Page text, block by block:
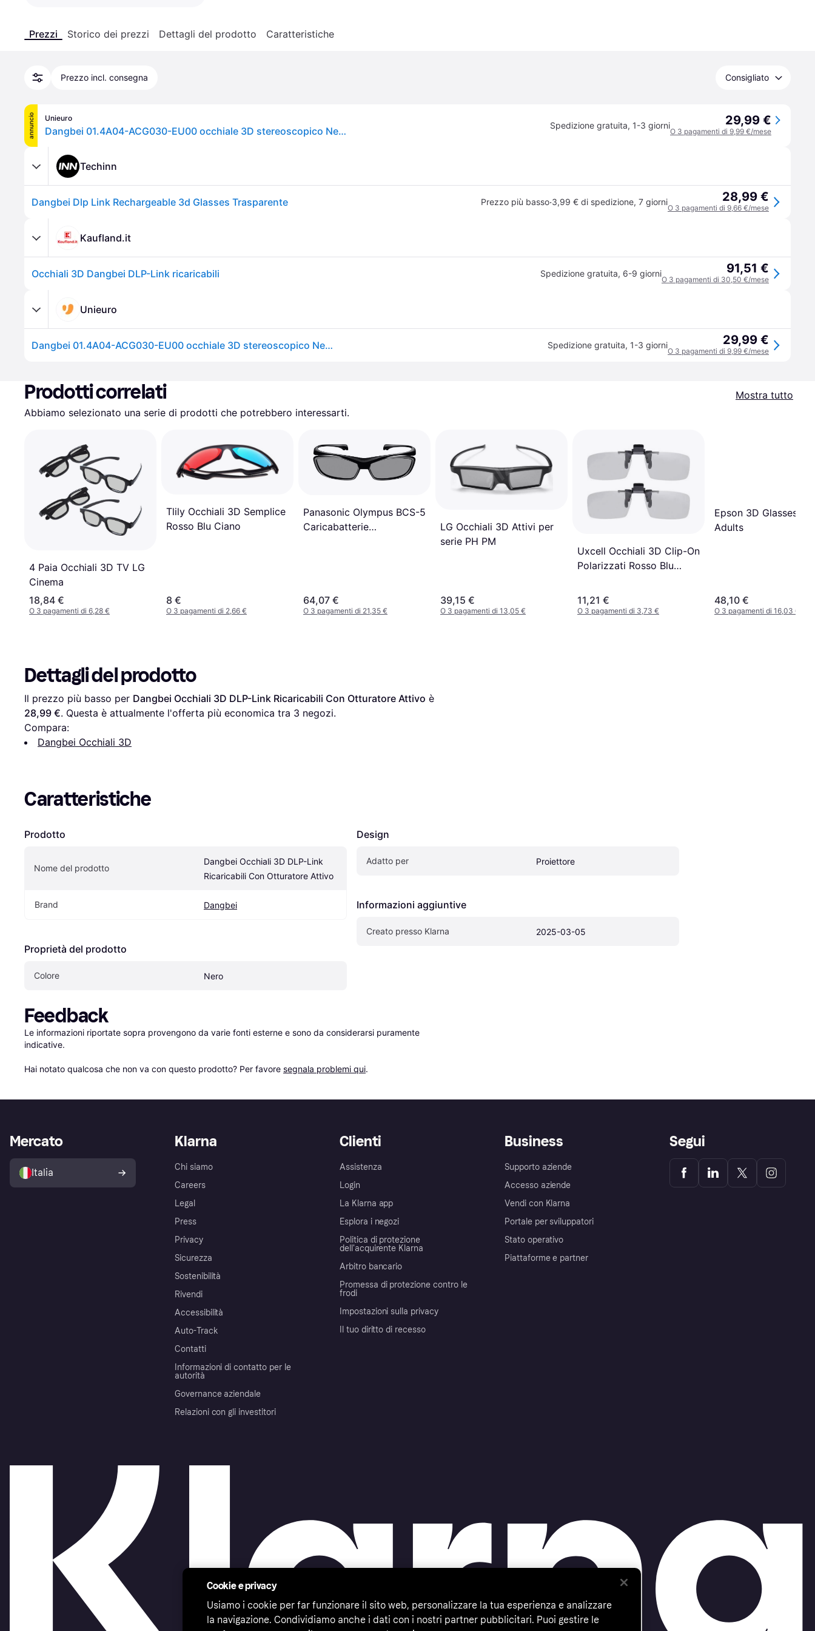
Prezzi Storico dei prezzi Dettagli del prodotto Caratteristiche
Prezzo incl. consegna Consigliato
annuncio Unieuro
Dangbei 01.4A04-ACG030-EU00 occhiale 3D stereoscopico Nero 1 pz Spedizione gratuita, 1-3 giorni 29,99 €
O 3 pagamenti di 9,99 €/mese
Techinn
Dangbei Dlp Link Rechargeable 3d Glasses Trasparente Prezzo più basso·3,99 € di spedizione, 7 giorni 28,99 €
O 3 pagamenti di 9,66 €/mese
Kaufland.it
Occhiali 3D Dangbei DLP-Link ricaricabili Spedizione gratuita, 6-9 giorni 91,51 €
O 3 pagamenti di 30,50 €/mese
Unieuro
Dangbei 01.4A04-ACG030-EU00 occhiale 3D stereoscopico Nero 1 pz Spedizione gratuita, 1-3 giorni 29,99 €
O 3 pagamenti di 9,99 €/mese
Prodotti correlati
Mostra tutto
Abbiamo selezionato una serie di prodotti che potrebbero interessarti.
4 Paia Occhiali 3D TV LG
Cinema
18,84 €
O 3 pagamenti di 6,28 €
Tlily Occhiali 3D Semplice
Rosso Blu Ciano
8 €
O 3 pagamenti di 2,66 €
Panasonic Olympus BCS-5
Caricabatterie
64,07 €
O 3 pagamenti di 21,35 €
LG Occhiali 3D Attivi per
serie PH PM
39,15 €
O 3 pagamenti di 13,05 €
Uxcell Occhiali 3D Clip-On
Polarizzati Rosso Blu
11,21 €
O 3 pagamenti di 3,73 €
Epson 3D Glasses
Adults
48,10 €
O 3 pagamenti di 16,03 €
Dettagli del prodotto
Il prezzo più basso per Dangbei Occhiali 3D DLP-Link Ricaricabili Con Otturatore Attivo
28,99 €. Questa è attualmente l'offerta più economica tra 3 negozi.
Compara:
Dangbei Occhiali 3D
Caratteristiche
Prodotto
Nome del prodotto
Dangbei Occhiali 3D DLP-Link
Ricaricabili Con Otturatore Attivo
Brand Dangbei
Proprietà del prodotto
Colore Nero
Design
Adatto per Proiettore
Informazioni aggiuntive
Creato presso Klarna 2025-03-05
Feedback
Le informazioni riportate sopra provengono da varie fonti esterne e sono da considerarsi puramente
indicative.
Hai notato qualcosa che non va con questo prodotto? Per favore segnala problemi qui.
Klarna
Chi siamo
Careers
Legal
Press
Privacy
Sicurezza
Sostenibilità
Rivendi
Accessibilità
Auto-Track
Contatti
Informazioni di contatto per le
autorità
Governance aziendale
Relazioni con gli investitori
Clienti
Assistenza
Login
La Klarna app
Esplora i negozi
Politica di protezione
dell'acquirente Klarna
Arbitro bancario
Promessa di protezione contro le
frodi
Impostazioni sulla privacy
Il tuo diritto di recesso
Business
Supporto aziende
Accesso aziende
Vendi con Klarna
Portale per sviluppatori
Stato operativo
Piattaforme e partner
Mercato
Italia
Segui
Cookie e privacy
Usiamo i cookie per far funzionare il sito web, personalizzare la tua esperienza e analizzare
la navigazione. Condividiamo anche i dati con i nostri partner pubblicitari. Puoi gestire le